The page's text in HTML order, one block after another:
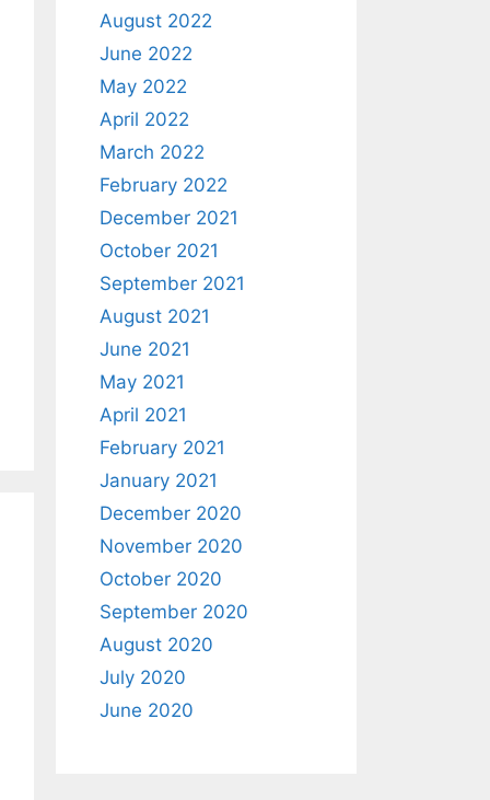
August 2022
June 2022
May 2022
April 2022
March 2022
February 2022
December 2021
October 2021
September 2021
August 2021
June 2021
May 2021
April 2021
February 2021
January 2021
December 2020
November 2020
October 2020
September 2020
August 2020
July 2020
June 2020